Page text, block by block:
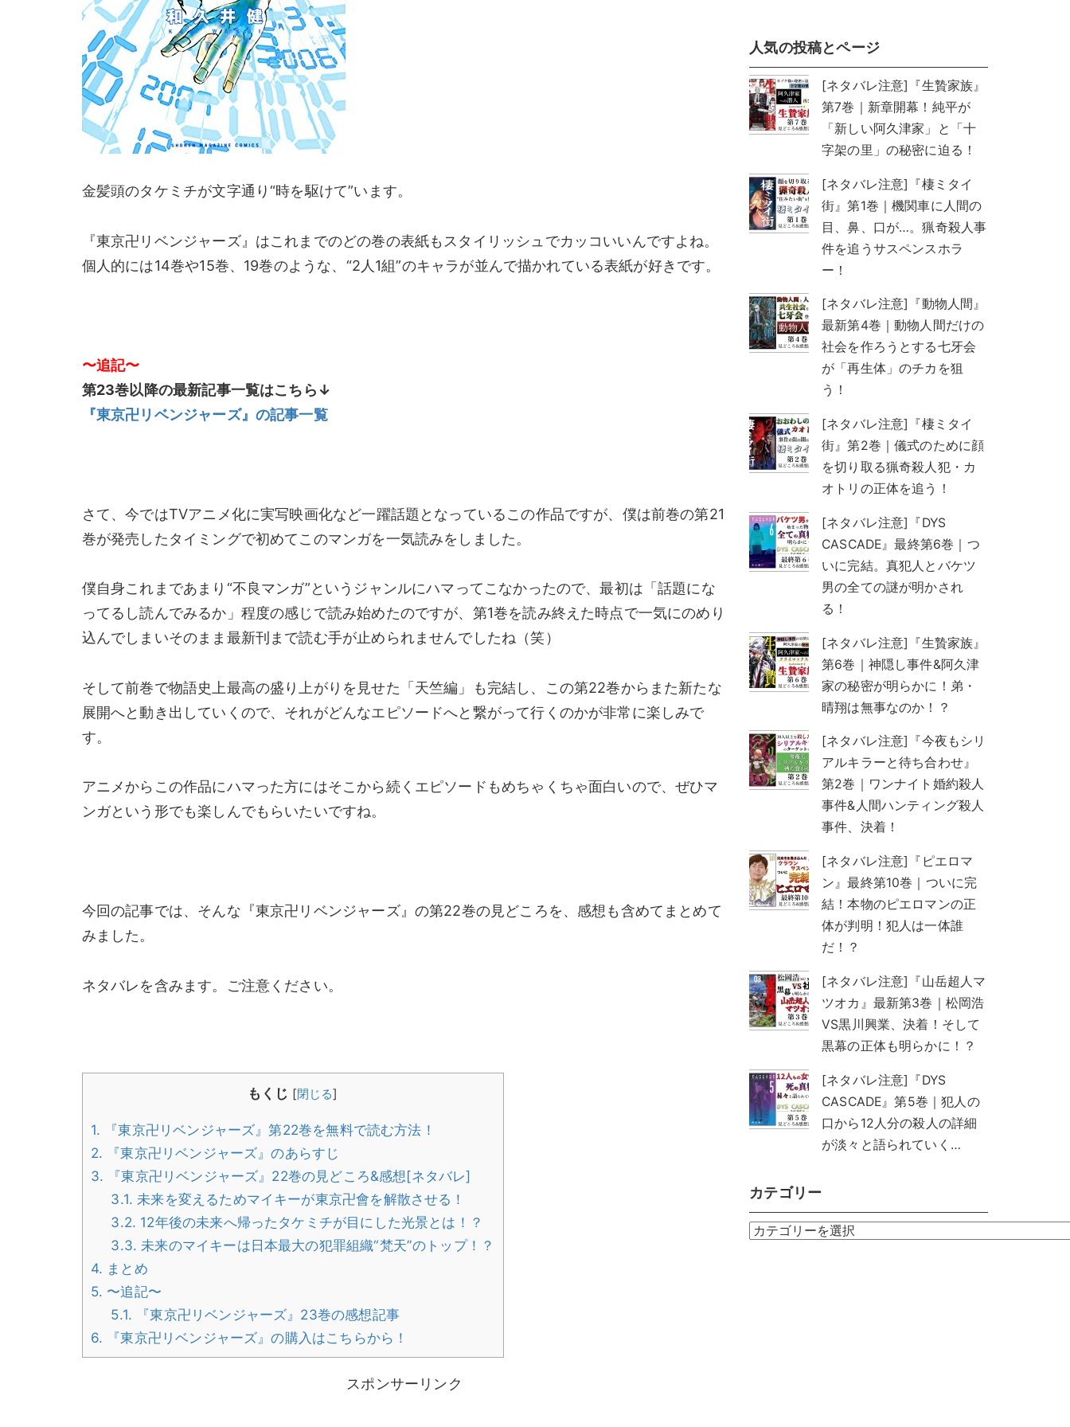
金髪頭のタケミチが文字通り“時を駆けて”います。
『東京卍リベンジャーズ』はこれまでのどの巻の表紙もスタイリッシュでカッコいいんですよね。
個人的には14巻や15巻、19巻のような、“2人1組”のキャラが並んで描かれている表紙が好きです。
〜追記〜
第23巻以降の最新記事一覧はこちら↓
『東京卍リベンジャーズ』の記事一覧
さて、今ではTVアニメ化に実写映画化など一躍話題となっているこの作品ですが、僕は前巻の第21
巻が発売したタイミングで初めてこのマンガを一気読みをしました。
僕自身これまであまり“不良マンガ”というジャンルにハマってこなかったので、最初は「話題にな
ってるし読んでみるか」程度の感じで読み始めたのですが、第1巻を読み終えた時点で一気にのめり
込んでしまいそのまま最新刊まで読む手が止められませんでしたね（笑）
そして前巻で物語史上最高の盛り上がりを見せた「天竺編」も完結し、この第22巻からまた新たな
展開へと動き出していくので、それがどんなエピソードへと繋がって行くのかが非常に楽しみで
す。
アニメからこの作品にハマった方にはそこから続くエピソードもめちゃくちゃ面白いので、ぜひマ
ンガという形でも楽しんでもらいたいですね。
今回の記事では、そんな『東京卍リベンジャーズ』の第22巻の見どころを、感想も含めてまとめて
みました。
ネタバレを含みます。ご注意ください。
もくじ [閉じる]
1. 『東京卍リベンジャーズ』第22巻を無料で読む方法！
2. 『東京卍リベンジャーズ』のあらすじ
3. 『東京卍リベンジャーズ』22巻の見どころ&感想[ネタバレ]
3.1. 未来を変えるためマイキーが東京卍會を解散させる！
3.2. 12年後の未来へ帰ったタケミチが目にした光景とは！？
3.3. 未来のマイキーは日本最大の犯罪組織“梵天”のトップ！？
4. まとめ
5. 〜追記〜
5.1. 『東京卍リベンジャーズ』23巻の感想記事
6. 『東京卍リベンジャーズ』の購入はこちらから！
スポンサーリンク
人気の投稿とページ
[ネタバレ注意]『生贄家族』
第7巻｜新章開幕！純平が
「新しい阿久津家」と「十
字架の里」の秘密に迫る！
[ネタバレ注意]『棲ミタイ
街』第1巻｜機関車に人間の
目、鼻、口が…。猟奇殺人事
件を追うサスペンスホラ
ー！
[ネタバレ注意]『動物人間』
最新第4巻｜動物人間だけの
社会を作ろうとする七牙会
が「再生体」のチカを狙
う！
[ネタバレ注意]『棲ミタイ
街』第2巻｜儀式のために顔
を切り取る猟奇殺人犯・カ
オトリの正体を追う！
[ネタバレ注意]『DYS
CASCADE』最終第6巻｜つ
いに完結。真犯人とバケツ
男の全ての謎が明かされ
る！
[ネタバレ注意]『生贄家族』
第6巻｜神隠し事件&阿久津
家の秘密が明らかに！弟・
晴翔は無事なのか！？
[ネタバレ注意]『今夜もシリ
アルキラーと待ち合わせ』
第2巻｜ワンナイト婚約殺人
事件&人間ハンティング殺人
事件、決着！
[ネタバレ注意]『ピエロマ
ン』最終第10巻｜ついに完
結！本物のピエロマンの正
体が判明！犯人は一体誰
だ！？
[ネタバレ注意]『山岳超人マ
ツオカ』最新第3巻｜松岡浩
VS黒川興業、決着！そして
黒幕の正体も明らかに！？
[ネタバレ注意]『DYS
CASCADE』第5巻｜犯人の
口から12人分の殺人の詳細
が淡々と語られていく…
カテゴリー
カ